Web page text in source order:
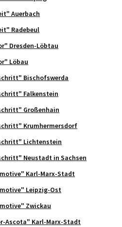
Auerbach
Radebeul
Dresden-Löbtau
Löbau
Bischofswerda
Falkenstein
Großenhain
Krumhermersdorf
Lichtenstein
Neustadt in Sachsen
Karl-Marx-Stadt
Leipzig-Ost
Zwickau
Ascota" Karl-Marx-Stadt